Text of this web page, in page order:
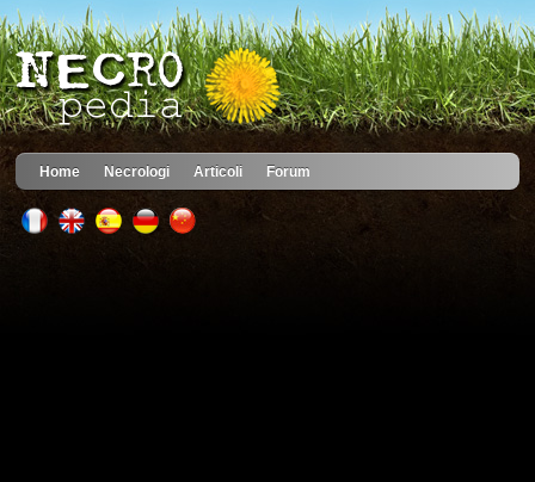
Home Necrologi Articoli Forum